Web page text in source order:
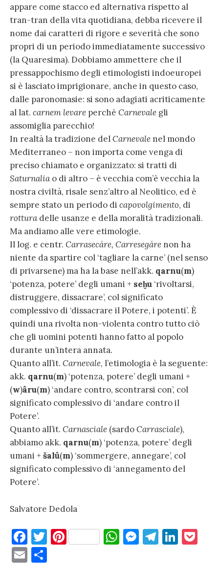
appare come stacco ed alternativa rispetto al
tran-tran della vita quotidiana, debba ricevere il
nome dai caratteri di rigore e severità che sono
propri di un periodo immediatamente successivo
(la Quaresima). Dobbiamo ammettere che il
pressappochismo degli etimologisti indoeuropei
si è lasciato imprigionare, anche in questo caso,
dalle paronomasie: si sono adagiati acriticamente
al lat. carnem levare perché Carnevale gli
assomiglia parecchio!
In realtà la tradizione delCarnevale nel mondo
Mediterraneo – non importa come venga di
preciso chiamato e organizzato: si tratti di
Saturnalia o di altro – è vecchia com’è vecchia la
nostra civiltà, risale senz’altro al Neolitico, ed è
sempre stato un periodo di capovolgimento, di
rottura delle usanze e della moralità tradizionali.
Ma andiamo alle vere etimologie.
Il log. e centr. Carrasecáre, Carresegáre non ha
niente da spartire col ‘tagliare la carne’ (nel senso
di privarsene) ma ha la base nell’akk. qarnu(m)
‘potenza, potere’ degli umani + seḫu ‘rivoltarsi,
distruggere, dissacrare’, col significato
complessivo di ‘dissacrare il Potere, i potenti’. È
quindi una rivolta non-violenta contro tutto ciò
che gli uomini potenti hanno fatto al popolo
durante un’intera annata.
Quanto all’it. Carnevale, l’etimologia è la seguente:
akk. qarnu(m) ‘potenza, potere’ degli umani +
(w)âru(m) ‘andare contro, scontrarsi con’, col
significato complessivo di ‘andare contro il
Potere’.
Quanto all’it. Carnasciale (sardoCarrasciale),
abbiamo akk. qarnu(m) ‘potenza, potere’ degli
umani +šalû(m) ‘sommergere, annegare’, col
significato complessivo di ‘annegamento del
Potere’.
Salvatore Dedola
F
a
T Pi W M T Li
E